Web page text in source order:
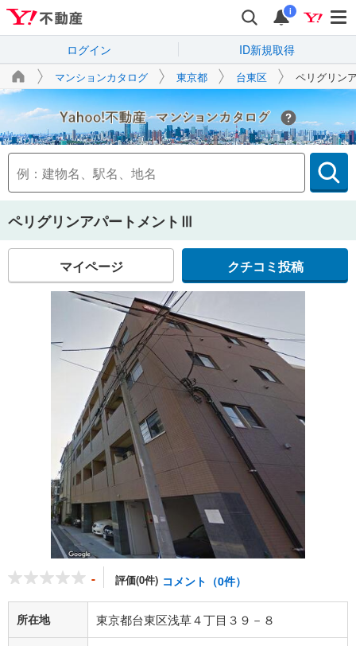
i
ログイン ID新規取得
マンションカタログ 東京都 台東区 ペリグリン
Yahoo!不動産
ペリグリンアパートメントⅢ
マイページ クチコミ投稿
- 評価(0件) コメント（0件）
所在地 東京都台東区浅草４丁目３９－８